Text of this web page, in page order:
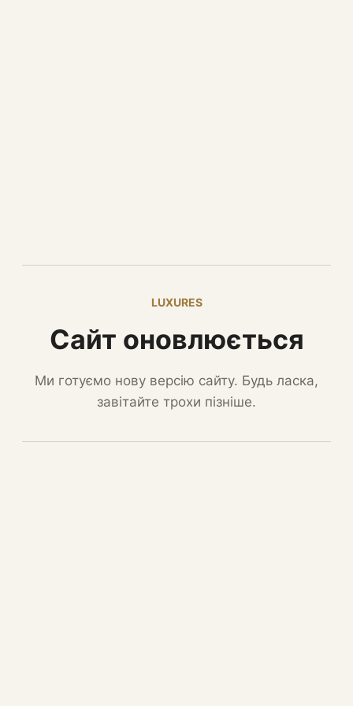
LUXURES
Сайт оновлюється
Ми готуємо нову версію сайту. Будь ласка,
завітайте трохи пізніше.